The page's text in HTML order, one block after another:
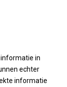
in
echter
informatie